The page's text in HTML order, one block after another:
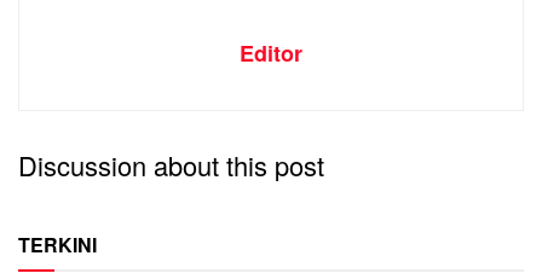
Editor
Discussion about this post
TERKINI